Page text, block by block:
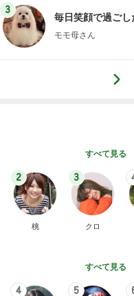
3
毎日笑顔で過ごし
モモ母さん
すべて見る
2
桃
3
クロ
すべて見る
4 5